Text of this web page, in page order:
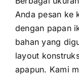
Anda pesan ke
dengan papan
bahan yang
layout
apapun. Kami